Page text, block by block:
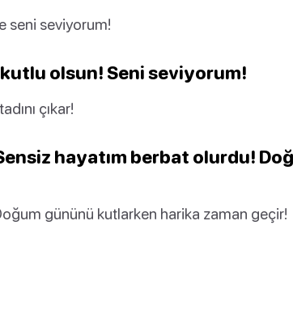
seni seviyorum!
olsun! Seni seviyorum!
çıkar!
hayatım berbat olurdu!
gününü kutlarken harika zaman geçir!